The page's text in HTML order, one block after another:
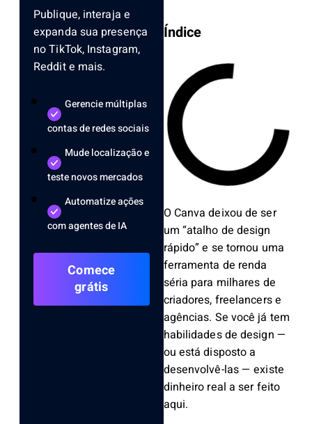
Publique, interaja e
expanda sua presença
no TikTok, Instagram,
Reddit e mais.
Gerencie múltiplas
contas de redes sociais
Mude localização e
teste novos mercados
Automatize ações
com agentes de IA
Comece
grátis
Índice
O Canva deixou de ser
um “atalho de design
rápido” e se tornou uma
ferramenta de renda
séria para milhares de
criadores, freelancers e
agências. Se você já tem
habilidades de design —
ou está disposto a
desenvolvê-las — existe
dinheiro real a ser feito
aqui.